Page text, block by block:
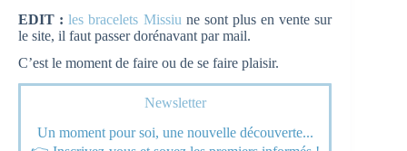
EDIT : les bracelets Missiu ne sont plus en vente sur
le site, il faut passer dorénavant par mail.
C’est le moment de faire ou de se faire plaisir.
Newsletter
Un moment pour soi, une nouvelle découverte...